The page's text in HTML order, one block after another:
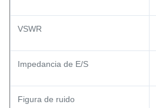
VSWR
Impedancia de E/S
Figura de ruido